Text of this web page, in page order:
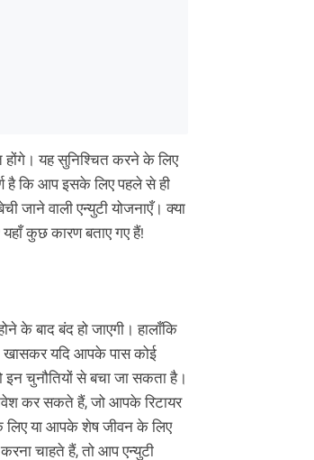
होंगे। यह सुनिश्चित करने के लिए
है कि आप इसके लिए पहले से ही
जाने वाली एन्युटी योजनाएँ। क्या
कुछ कारण बताए गए हैं!
के बाद बंद हो जाएगी। हालाँकि
खासकर यदि आपके पास कोई
इन चुनौतियों से बचा जा सकता है।
कर सकते हैं, जो आपके रिटायर
लिए या आपके शेष जीवन के लिए
चाहते हैं, तो आप एन्युटी